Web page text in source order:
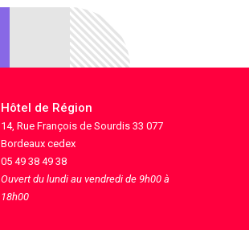
Hôtel de Région
14, Rue François de Sourdis 33 077
Bordeaux cedex
05 49 38 49 38
Ouvert du lundi au vendredi de 9h00 à
18h00